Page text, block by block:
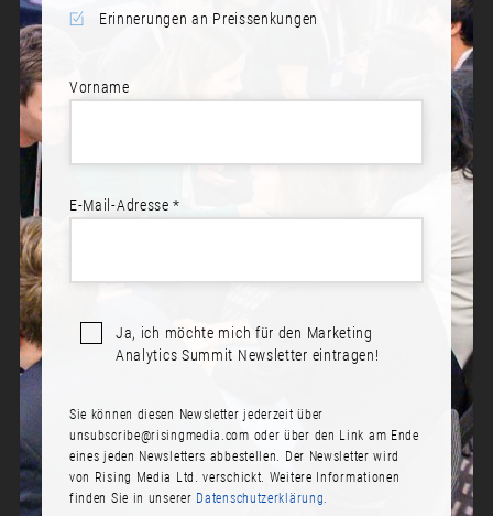
Sprecher*innen:
Meinert Jacobsen
MIT KOLLABORATIVEM
ARBEITEN VON ANALYTICS UND
STRATEGIE BEGEISTERNDES
CRM WIRD
Erinnerungen an Preissenkungen
Vorname
E-Mail-Adresse *
Ja, ich möchte mich für den Marketing
Analytics Summit Newsletter eintragen!
Sie können diesen Newsletter jederzeit über
unsubscribe@risingmedia.com oder über den Link am Ende
eines jeden Newsletters abbestellen. Der Newsletter wird
von Rising Media Ltd. verschickt. Weitere Informationen
finden Sie in unserer Datenschutzerklärung.